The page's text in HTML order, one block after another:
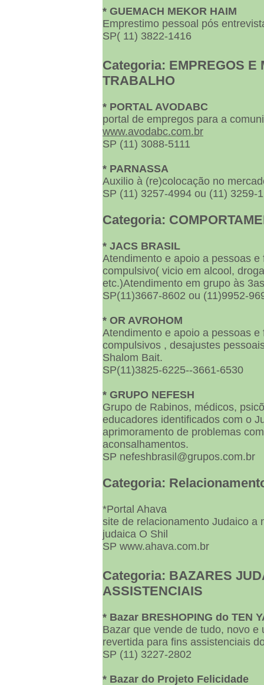
* GUEMACH MEKOR HAIM
Emprestimo pessoal pós
SP( 11) 3822-1416
Categoria: EMPREGOS E
TRABALHO
* PORTAL AVODABC
portal de empregos para a
www.avodabc.com.br
SP (11) 3088-5111
* PARNASSA
Auxilio à (re)colocação no
SP (11) 3257-4994 ou (11) 3259-
Categoria:
* JACS BRASIL
Atendimento e apoio a pessoas
compulsivo( vicio em alcool,
etc.)Atendimento em grupo às
SP(11)3667-8602 ou (11)9952-
* OR AVROHOM
Atendimento e apoio a pessoas
compulsivos , desajustes
Shalom Bait.
SP(11)3825-6225--3661-6530
* GRUPO NEFESH
Grupo de Rabinos, médicos,
educadores identificados com o
aprimoramento de problemas
aconsalhamentos.
SP nefeshbrasil@grupos.com.br
Categoria:
*Portal Ahava
site de relacionamento Judaico a
judaica O Shil
SP www.ahava.com.br
Categoria: BAZARES
ASSISTENCIAIS
* Bazar BRESHOPING do TEN
Bazar que vende de tudo, novo e
revertida para fins assistenciais
SP (11) 3227-2802
* Bazar do Projeto Felicidade